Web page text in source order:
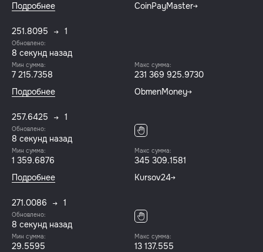
Подробнее
CoinPayMaster
251.8095 1
Обновлено:
8 секунд назад
Мин сумма:
7 215.7358
Макс сумма:
231 369 925.9730
Подробнее
ObmenMoney
257.6425 1
Обновлено:
8 секунд назад
Мин сумма:
1 359.6876
Макс сумма:
345 309.1581
Подробнее
Kursov24
271.0086 1
Обновлено:
8 секунд назад
Мин сумма:
29.5595
Макс сумма:
13 137.555